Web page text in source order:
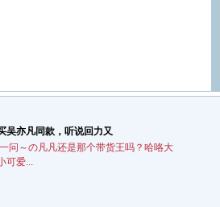
吴亦凡同款，听说回力又
问～の凡凡还是那个带货王吗？哈咯大
可爱...